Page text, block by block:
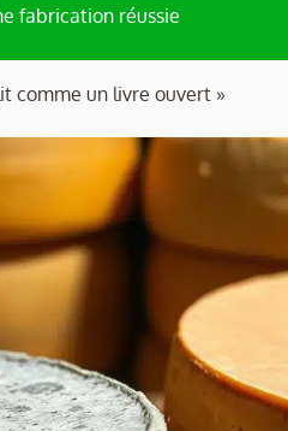
fabrication réussie
comme un livre ouvert »